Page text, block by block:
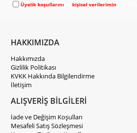
Üyelik koşullarını vekişisel verilerimin
HAKKIMIZDA
Hakkımızda
Gizlilik Politikası
KVKK Hakkında Bilgilendirme
İletişim
ALIŞVERİŞ BİLGİLERİ
İade ve Değişim Koşulları
Mesafeli Satış Sözleşmesi